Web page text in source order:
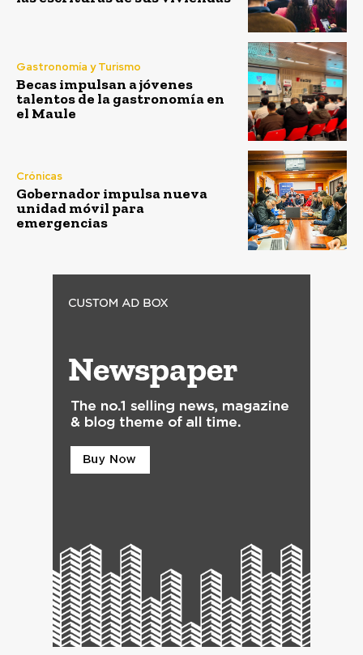
Gastronomía y Turismo
Becas impulsan a jóvenes
talentos de la gastronomía en
el Maule
Crónicas
Gobernador impulsa nueva
unidad móvil para
emergencias